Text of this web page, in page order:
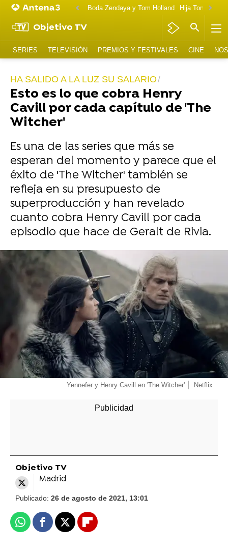
Boda Zendaya y Tom Holland Hija Tom
Objetivo TV
SERIES TELEVISIÓN PREMIOS Y FESTIVALES CINE
HA SALIDO A LA LUZ SU SALARIO
Esto es lo que cobra Henry
Cavill por cada capítulo de 'The
Witcher'
Es una de las series que más se
esperan del momento y parece que el
éxito de 'The Witcher' también se
refleja en su presupuesto de
superproducción y han revelado
cuanto cobra Henry Cavill por cada
episodio que hace de Geralt de Rivia.
Yennefer y Henry Cavill en 'The Witcher' Netflix
Objetivo TV
Madrid
Publicado: 26 de agosto de 2021, 13:01
WhatsappFacebook
X Flipboard